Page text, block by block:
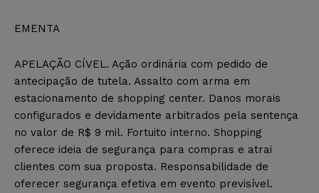
EMENTA
APELAÇÃO CÍVEL. Ação ordinária com pedido de
antecipação de tutela. Assalto com arma em
estacionamento de shopping center. Danos morais
configurados e devidamente arbitrados pela sentença
no valor de R$ 9 mil. Fortuito interno. Shopping
oferece ideia de segurança para compras e atrai
clientes com sua proposta. Responsabilidade de
oferecer segurança efetiva em evento previsível.